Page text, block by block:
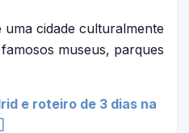
cidade culturalmente
museus, parques
e roteiro de 3 dias na